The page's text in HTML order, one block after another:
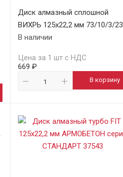
Диск алмазный сплошной
ВИХРЬ 125х22,2 мм 73/10/3/23
В наличии
Цена за 1 шт с НДС
669 ₽
В корзину